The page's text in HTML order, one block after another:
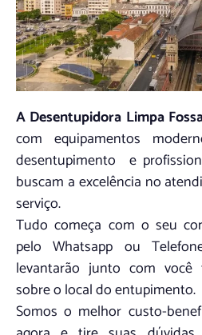
A Desentupidora Limpa
com equipamentos
desentupimento e
buscam a excelência no
serviço.
Tudo começa com o seu
pelo Whatsapp ou
levantarão junto com você
sobre o local do entupimento.
Somos o melhor custo-